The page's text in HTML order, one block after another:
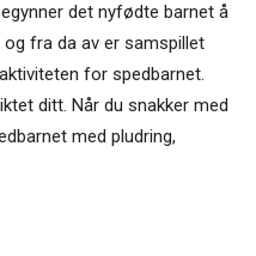
det nyfødte barnet å
fra da av er samspillet
for spedbarnet.
ditt. Når du snakker med
med pludring,